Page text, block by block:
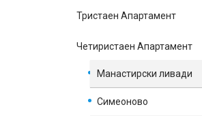
Тристаен Апартамент
Четиристаен Апартамент
Манастирски ливади
Симеоново